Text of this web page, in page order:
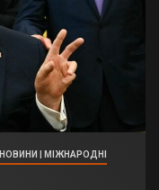
НОВИНИ | МІЖНАРОДНІ